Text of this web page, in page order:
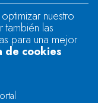
the
the
nuestro
las
para una mejor
de cookies